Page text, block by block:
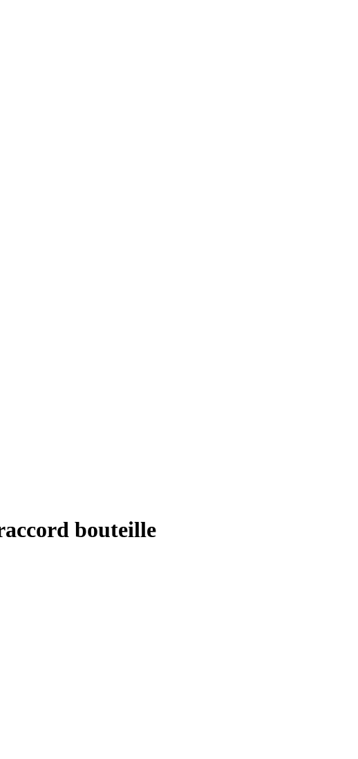
bouteille